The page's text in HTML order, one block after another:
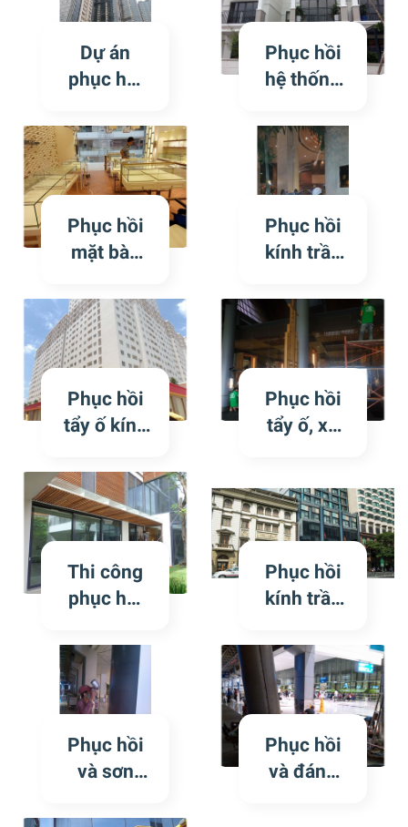
AQUA1
Vinhome
BA SON
khu
Vinhome
BA SON
Dự án
phục hồi
xước tại
tòa Aqua 2
khu
Vinhome
BA SON
Phục hồi
hệ thống
tại khu
Biệt thự
Nine
South
Estates
VinaCapit
Phục hồi
mặt bàn
bay sản
phẩm bị
trầy xước
tại trung
tâm
thương
SaiGonce
nter Q1
Phục hồi
kính trầy
khách sạn
New
World
SaiGon
Phục hồi
tẩy ố kính
Đinh Cư
Bình
Khánh
hôi
Phục hồi
tẩy ố, xử
vảy cá
Khu Nghỉ
Dưỡng
Sinh Thái
6 Sao
Phan
Rang
Thi công
phục hồi
kính trầy
xước Biệt
thự
Phượng
Hoàng
Q10
Phục hồi
kính trầy
khách sạn
LibertyCe
ntral Sài
Phục hồi
và sơn
Phục hồi
và đánh